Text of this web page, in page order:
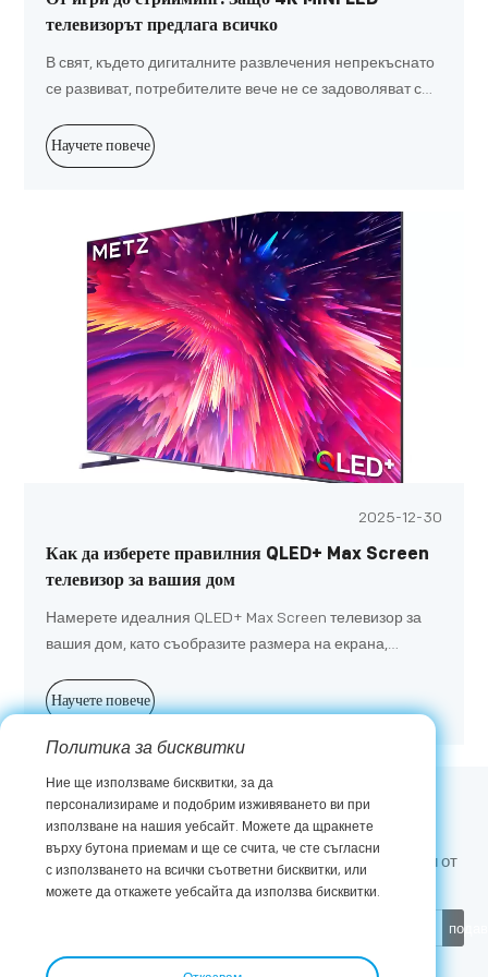
телевизорът предлага всичко
В свят, където дигиталните развлечения непрекъснато
се развиват, потребителите вече не се задоволяват с
потапяне и производителност от всеки екран.
Научете повече
2025-12-30
Как да изберете правилния QLED+ Max Screen
телевизор за вашия дом
Намерете идеалния QLED+ Max Screen телевизор за
вашия дом, като съобразите размера на екрана,
предпочитания за гледане.
Научете повече
Абонирайте се
Получавайте последните новини и ексклузивни оферти от
METZ
Политика за бисквитки
Ние ще използваме бисквитки, за да
персонализираме и подобрим изживяването ви при
използване на нашия уебсайт. Можете да щракнете
върху бутона приемам и ще се счита, че сте съгласни
с използването на всички съответни бисквитки, или
можете да откажете уебсайта да използва бисквитки.